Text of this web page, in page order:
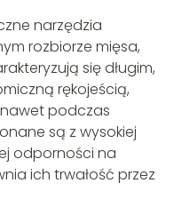
narzędzia
rozbiorze mięsa,
się długim,
rękojeścią,
podczas
są z wysokiej
odporności na
ich trwałość przez